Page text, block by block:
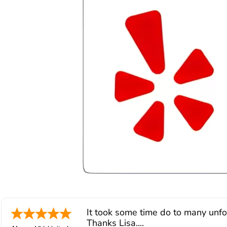
possible because of J Miller, and I am
It took some time do to many
Thanks Lisa....